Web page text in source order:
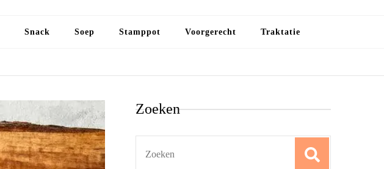
Snack Soep Stamppot Voorgerecht Traktatie
Zoeken